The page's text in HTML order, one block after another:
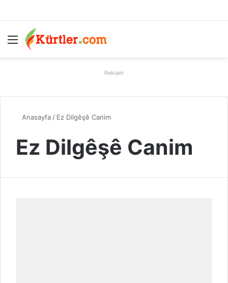
Menü
Reklam
Anasayfa / Ez Dilgêşê Canim
Ez Dilgêşê Canim